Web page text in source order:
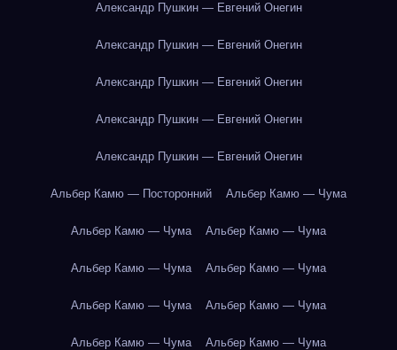
Александр Пушкин — Евгений Онегин
Александр Пушкин — Евгений Онегин
Александр Пушкин — Евгений Онегин
Александр Пушкин — Евгений Онегин
Александр Пушкин — Евгений Онегин
Альбер Камю — Посторонний Альбер Камю — Чума
Альбер Камю — Чума Альбер Камю — Чума
Альбер Камю — Чума Альбер Камю — Чума
Альбер Камю — Чума Альбер Камю — Чума
Альбер Камю — Чума Альбер Камю — Чума